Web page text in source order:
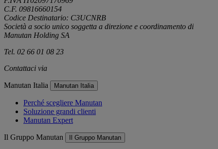
C.F. 09816660154
Codice Destinatario: C3UCNRB
Società a socio unico soggetta a direzione e coordinamento di
Manutan Holding SA
Tel. 02 66 01 08 23
Contattaci via
Manutan Italia Manutan Italia
Perché scegliere Manutan
Soluzione grandi clienti
Manutan Expert
Il Gruppo Manutan Il Gruppo Manutan